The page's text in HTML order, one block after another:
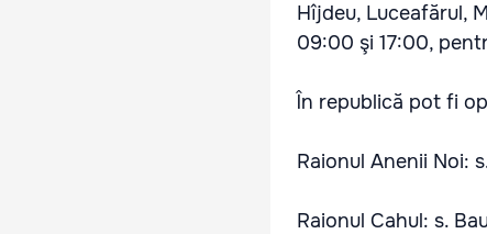
Hîjdeu, Luceafărul,
09:00 şi 17:00,
În republică pot fi
Raionul Anenii Noi:
Raionul Cahul: s.